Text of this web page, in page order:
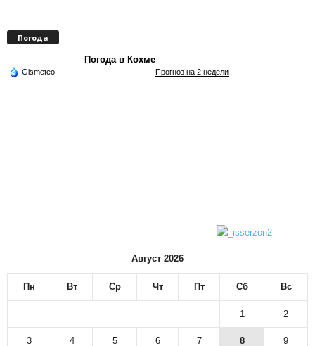
Погода
Погода в Кохме
Gismeteo Прогноз на 2 недели
Август 2026
Пн Вт Ср Чт Пт Сб Вс
1 2
3 4 5 6 7 8 9